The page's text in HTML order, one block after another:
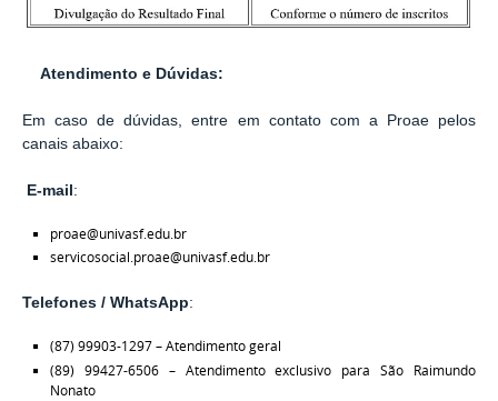
Atendimento e Dúvidas:
Em caso de dúvidas, entre em contato com a Proae pelos
canais abaixo:
E-mail:
proae@univasf.edu.br
servicosocial.proae@univasf.edu.br
Telefones / WhatsApp:
(87) 99903-1297 – Atendimento geral
(89) 99427-6506 – Atendimento exclusivo para São Raimundo
Nonato